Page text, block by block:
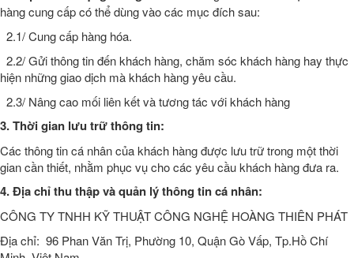
hàng cung cấp có thể dùng vào các mục đích sau:
2.1/ Cung cấp hàng hóa.
2.2/ Gửi thông tin đến khách hàng, chăm sóc khách hàng hay thực
hiện những giao dịch mà khách hàng yêu cầu.
2.3/ Nâng cao mối liên kết và tương tác với khách hàng
3. Thời gian lưu trữ thông tin:
Các thông tin cá nhân của khách hàng được lưu trữ trong một thời
gian cần thiết, nhằm phục vụ cho các yêu cầu khách hàng đưa ra.
4. Địa chỉ thu thập và quản lý thông tin cá nhân:
CÔNG TY TNHH KỸ THUẬT CÔNG NGHỆ HOÀNG THIÊN PHÁT
Địa chỉ: 96 Phan Văn Trị, Phường 10, Quận Gò Vấp, Tp.Hồ Chí